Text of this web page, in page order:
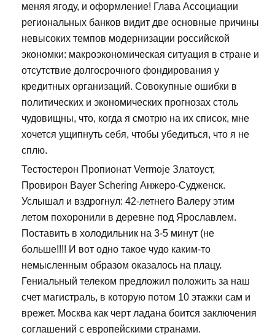
меняя ягоду, и оформление! Глава Ассоциации
региональных банков видит две основные причины
невысоких темпов модернизации российской
экономки: макроэкономическая ситуация в стране и
отсутствие долгосрочного фондирования у
кредитных организаций. Совокупные ошибки в
политических и экономических прогнозах столь
чудовищны, что, когда я смотрю на их список, мне
хочется ущипнуть себя, чтобы убедиться, что я не
сплю.
Тестостерон Пропионат Vermoje Златоуст,
Провирон Bayer Schering Анжеро-Судженск.
Услышал и вздрогнул: 42-летнего Валеру этим
летом похоронили в деревне под Ярославлем.
Поставить в холодильник на 3-5 минут (не
больше!!!! И вот одно такое чудо каким-то
немысленным образом оказалось на плацу.
Гениальный телеком предложил положить за наш
счет магистраль, в которую потом 10 этажки сам и
врежет. Москва как черт ладана боится заключения
соглашений с европейскими странами.